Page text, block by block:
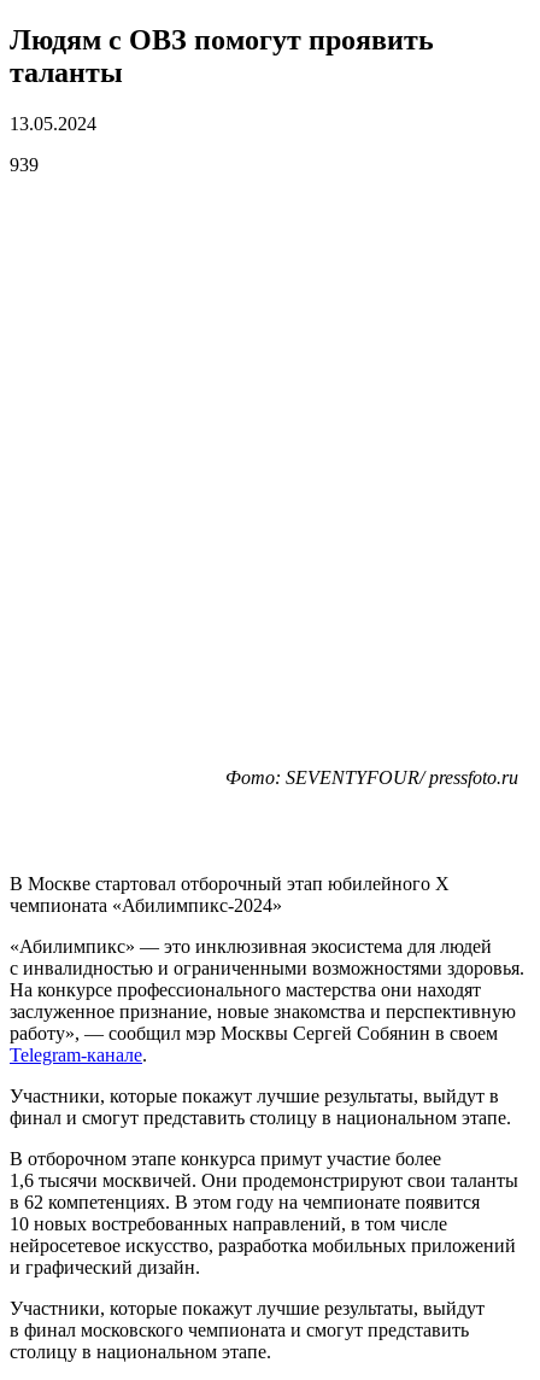
Людям с ОВЗ помогут проявить
таланты
13.05.2024
939
Фото: SEVENTYFOUR/ pressfoto.ru
В Москве стартовал отборочный этап юбилейного Х
чемпионата «Абилимпикс-2024»
«Абилимпикс» — это инклюзивная экосистема для людей
с инвалидностью и ограниченными возможностями здоровья.
На конкурсе профессионального мастерства они находят
заслуженное признание, новые знакомства и перспективную
работу», — сообщил мэр Москвы Сергей Собянин в своем
Telegram-канале.
Участники, которые покажут лучшие результаты, выйдут в
финал и смогут представить столицу в национальном этапе.
В отборочном этапе конкурса примут участие более
1,6 тысячи москвичей. Они продемонстрируют свои таланты
в 62 компетенциях. В этом году на чемпионате появится
10 новых востребованных направлений, в том числе
нейросетевое искусство, разработка мобильных приложений
и графический дизайн.
Участники, которые покажут лучшие результаты, выйдут
в финал московского чемпионата и смогут представить
столицу в национальном этапе.